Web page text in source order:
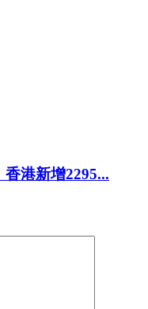
港新增2295...